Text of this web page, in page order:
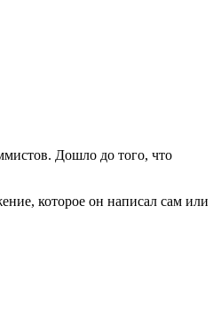
Дошло до того, что
которое он написал сам или